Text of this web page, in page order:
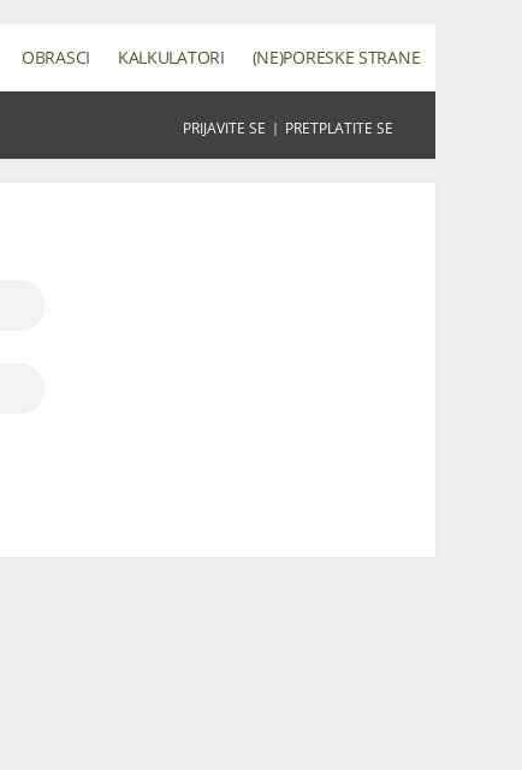
PRIJAVITE SE | PRETPLATITE SE
OBRASCI KALKULATORI (NE)PORESKE STRANE